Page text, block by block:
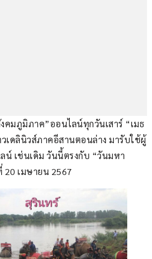
มภูมิภาค”ออนไลน์ทุกวันเสาร์ “เมธ
เดลินิวส์ภาคอีสานตอนล่าง มารับใช้ผู้
น์ เช่นเดิม วันนี้ตรงกับ “วันมหา
20 เมษายน 2567